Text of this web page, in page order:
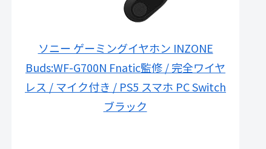
ソニー ゲーミングイヤホン INZONE
Buds:WF-G700N Fnatic監修 / 完全ワイヤ
レス / マイク付き / PS5 スマホ PC Switch
ブラック